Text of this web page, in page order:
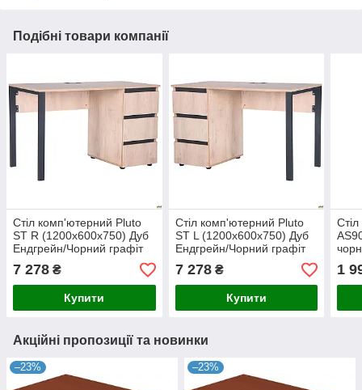
Подібні товари компанії
Стіл комп'ютерний Pluto
ST R (1200х600х750) Дуб
Ендгрейн/Чорний графіт
7 278 ₴
Купити
Стіл комп'ютерний Pluto
ST L (1200х600х750) Дуб
Ендгрейн/Чорний графіт
7 278₴
Купити
1
Акційні пропозиції та новинки
–23% –23%